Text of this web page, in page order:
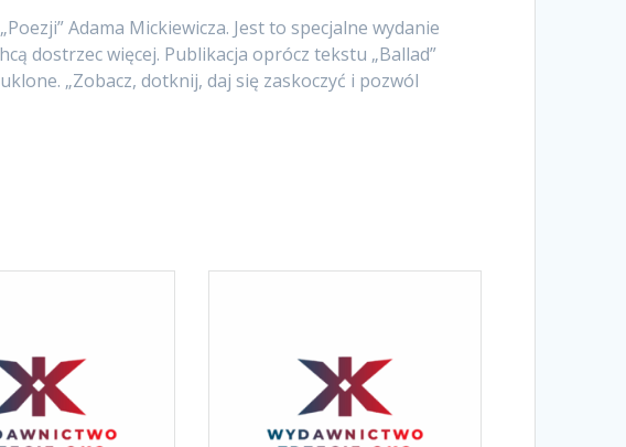
Adama Mickiewicza. Jest to specjalne wydanie
dostrzec więcej. Publikacja oprócz tekstu „Ballad”
„Zobacz, dotknij, daj się zaskoczyć i pozwól